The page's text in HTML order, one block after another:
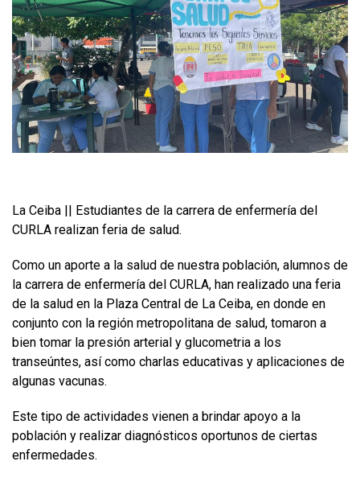
La Ceiba || Estudiantes de la carrera de enfermería del
CURLA realizan feria de salud.
Como un aporte a la salud de nuestra población, alumnos de
la carrera de enfermería del CURLA, han realizado una feria
de la salud en la Plaza Central de La Ceiba, en donde en
conjunto con la región metropolitana de salud, tomaron a
bien tomar la presión arterial y glucometria a los
transeúntes, así como charlas educativas y aplicaciones de
algunas vacunas.
Este tipo de actividades vienen a brindar apoyo a la
población y realizar diagnósticos oportunos de ciertas
enfermedades.